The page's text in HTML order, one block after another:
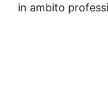
in ambito